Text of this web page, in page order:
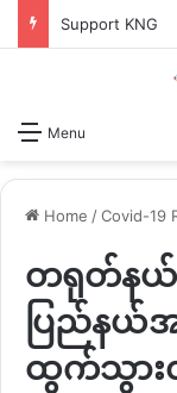
Support KNG
Menu
Home /Covid-19
တရုတ်နယ်
ပြည်နယ်
ထွက်သွားလ